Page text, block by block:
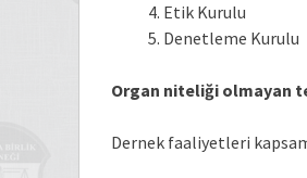
Etik Kurulu
Denetleme Kurulu
Organ niteliği olmayan
Dernek faaliyetleri